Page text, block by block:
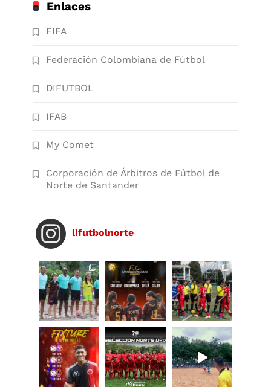
Enlaces
FIFA
Federación Colombiana de Fútbol
DIFUTBOL
IFAB
My Comet
Corporación de Árbitros de Fútbol de
Norte de Santander
lifutbolnorte